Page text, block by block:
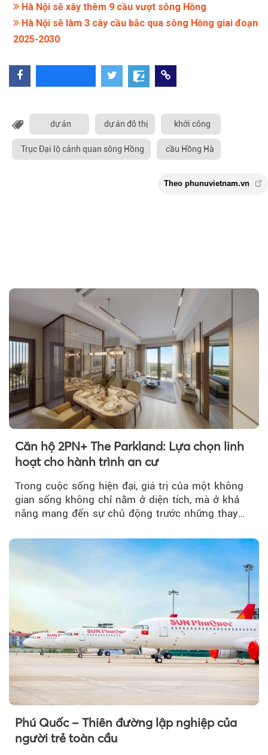
Hà Nội sẽ xây thêm 9 cầu vượt sông Hồng
Hà Nội sẽ làm 3 cây cầu bắc qua sông Hồng giai đoạn
2025-2030
dự án dự án đô thị khởi công
Trục Đại lộ cảnh quan sông Hồng cầu Hồng Hà
Theo
Căn hộ 2PN+ The Parkland: Lựa chọn linh
hoạt cho hành trình an cư
Trong cuộc sống hiện đại, giá trị của một không
gian sống không chỉ nằm ở diện tích, mà ở khả
năng mang đến sự chủ động trước những thay
Phú Quốc – Thiên đường lập nghiệp của
người trẻ toàn cầu